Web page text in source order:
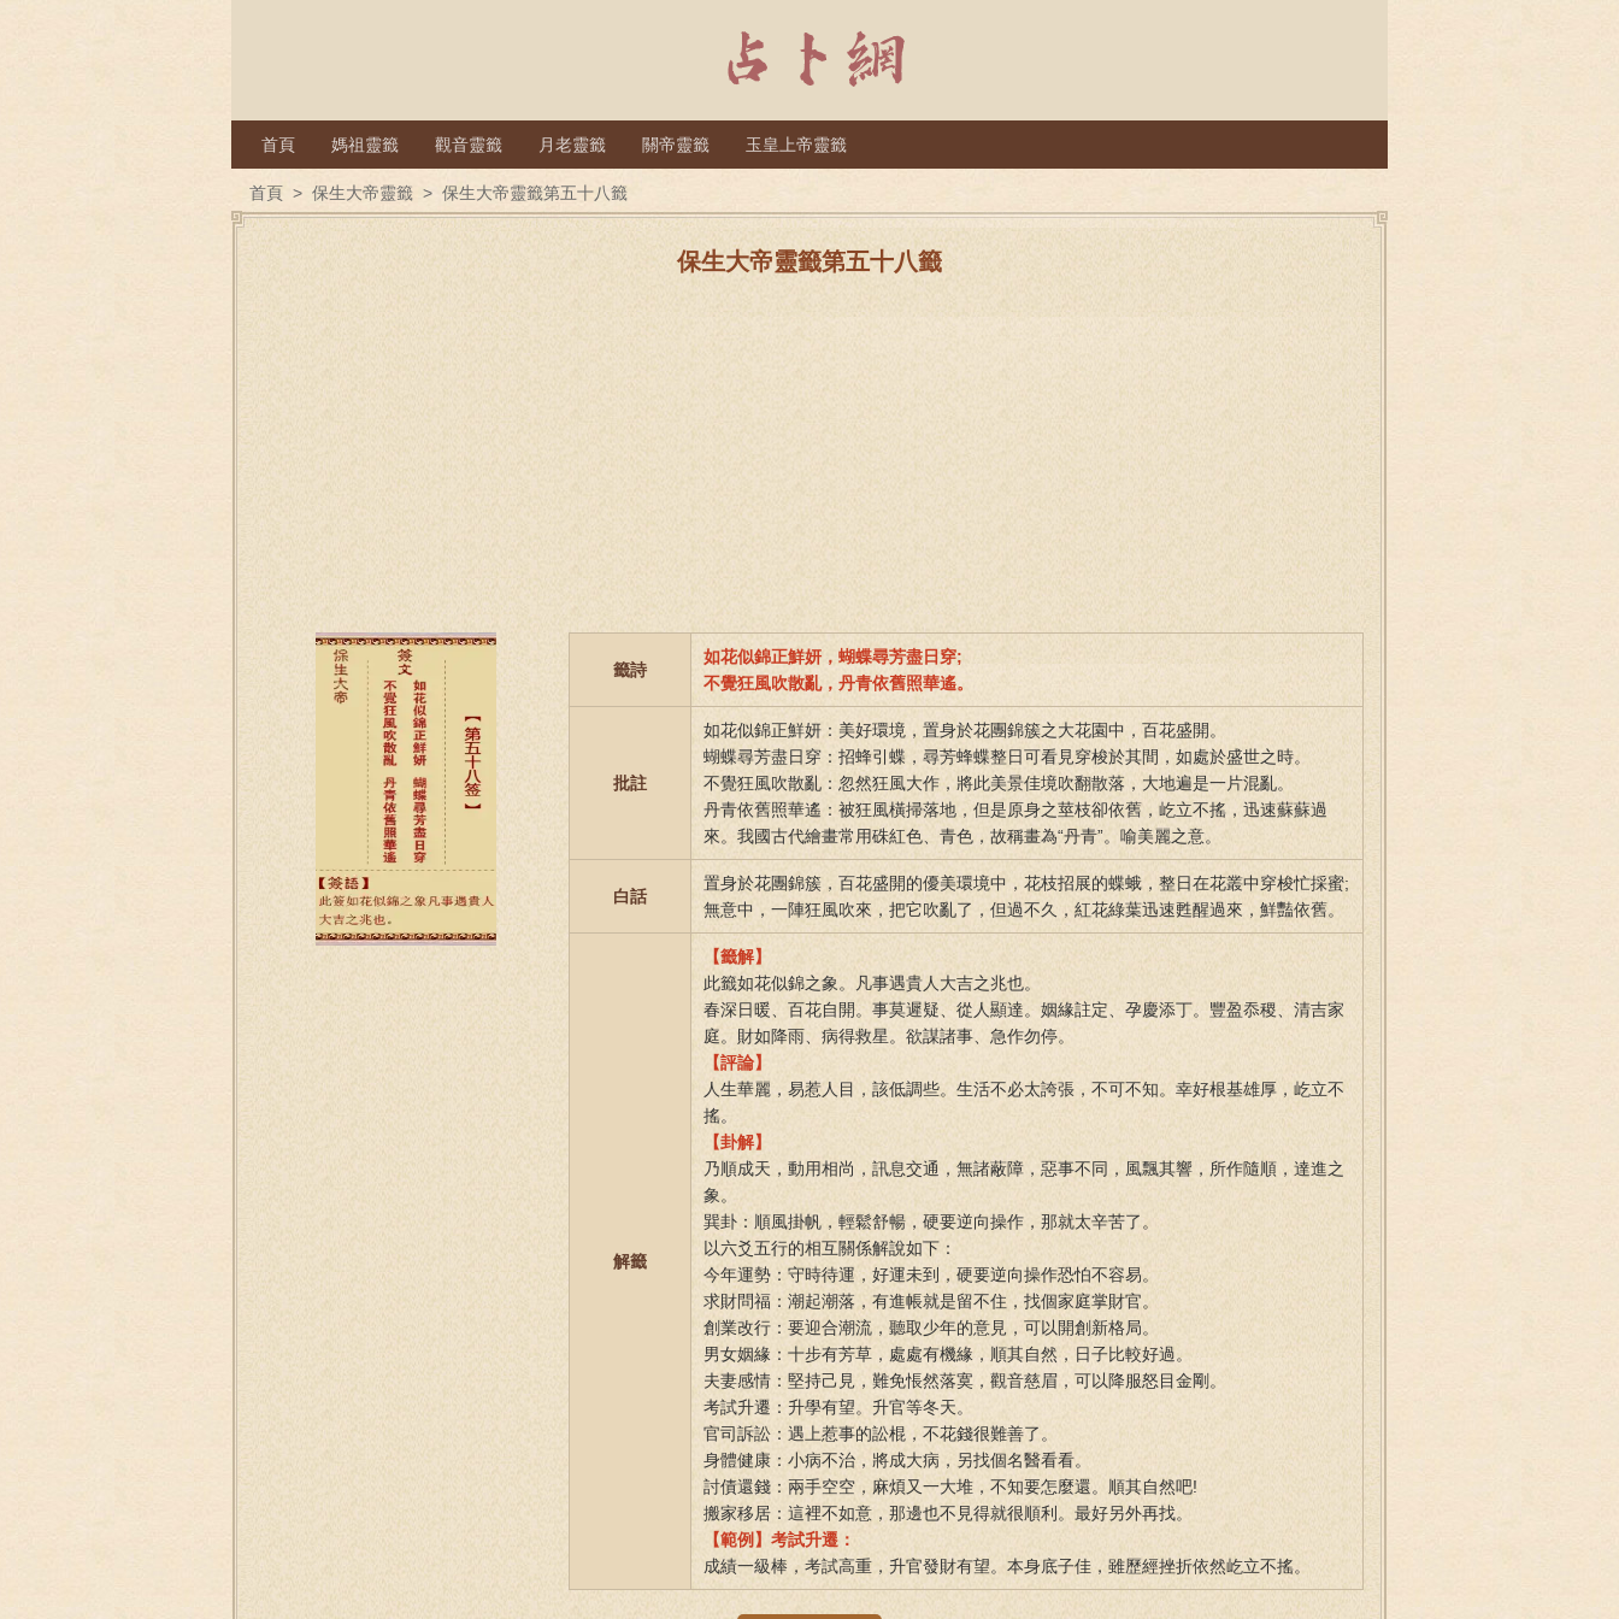
首頁 媽祖靈籤 觀音靈籤 月老靈籤 關帝靈籤 玉皇上帝靈籤
首頁 > 保生大帝靈籤 > 保生大帝靈籤第五十八籤
保生大帝靈籤第五十八籤
籤詩
如花似錦正鮮妍，蝴蝶尋芳盡日穿;
不覺狂風吹散亂，丹青依舊照華遙。
批註
如花似錦正鮮妍：美好環境，置身於花團錦簇之大花園中，百花盛開。
蝴蝶尋芳盡日穿：招蜂引蝶，尋芳蜂蝶整日可看見穿梭於其間，如處於盛世之時。
不覺狂風吹散亂：忽然狂風大作，將此美景佳境吹翻散落，大地遍是一片混亂。
丹青依舊照華遙：被狂風橫掃落地，但是原身之莖枝卻依舊，屹立不搖，迅速蘇蘇過
來。我國古代繪畫常用硃紅色、青色，故稱畫為“丹青”。喻美麗之意。
白話
置身於花團錦簇，百花盛開的優美環境中，花枝招展的蝶蛾，整日在花叢中穿梭忙採蜜;
無意中，一陣狂風吹來，把它吹亂了，但過不久，紅花綠葉迅速甦醒過來，鮮豔依舊。
解籤
【籤解】
此籤如花似錦之象。凡事遇貴人大吉之兆也。
春深日暖、百花自開。事莫遲疑、從人顯達。姻緣註定、孕慶添丁。豐盈忝稷、清吉家
庭。財如降雨、病得救星。欲謀諸事、急作勿停。
【評論】
人生華麗，易惹人目，該低調些。生活不必太誇張，不可不知。幸好根基雄厚，屹立不
搖。
【卦解】
乃順成天，動用相尚，訊息交通，無諸蔽障，惡事不同，風飄其響，所作隨順，達進之
象。
巽卦：順風掛帆，輕鬆舒暢，硬要逆向操作，那就太辛苦了。
以六爻五行的相互關係解說如下：
今年運勢：守時待運，好運未到，硬要逆向操作恐怕不容易。
求財問福：潮起潮落，有進帳就是留不住，找個家庭掌財官。
創業改行：要迎合潮流，聽取少年的意見，可以開創新格局。
男女姻緣：十步有芳草，處處有機緣，順其自然，日子比較好過。
夫妻感情：堅持己見，難免悵然落寞，觀音慈眉，可以降服怒目金剛。
考試升遷：升學有望。升官等冬天。
官司訴訟：遇上惹事的訟棍，不花錢很難善了。
身體健康：小病不治，將成大病，另找個名醫看看。
討債還錢：兩手空空，麻煩又一大堆，不知要怎麼還。順其自然吧!
搬家移居：這裡不如意，那邊也不見得就很順利。最好另外再找。
【範例】考試升遷：
成績一級棒，考試高重，升官發財有望。本身底子佳，雖歷經挫折依然屹立不搖。